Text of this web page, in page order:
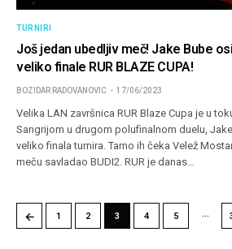
TURNIRI
Još jedan ubedljiv meč! Jake Bube
veliko finale RUR BLAZE CUPA!
BOZIDAR RADOVANOVIC 17/06/2023
Velika LAN završnica RUR Blaze Cupa je u
Sangrijom u drugom polufinalnom duelu,
veliko finala turnira. Tamo ih čeka Velež
meču savladao BUDI2. RUR je danas…
← 1 2 3 4 5